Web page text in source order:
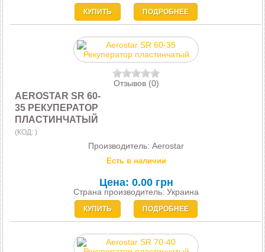
КУПИТЬ ПОДРОБНЕЕ
Отзывов (0)
AEROSTAR SR 60-
35 РЕКУПЕРАТОР
ПЛАСТИНЧАТЫЙ
(КОД: )
Производитель: Aerostar
Есть в наличии
Цена: 0.00 грн
Страна производитель: Украина
КУПИТЬ ПОДРОБНЕЕ